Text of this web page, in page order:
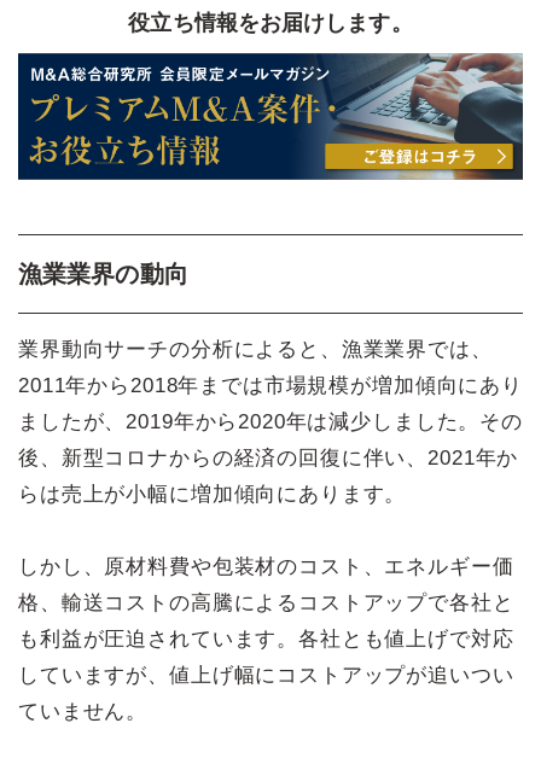
役立ち情報をお届けします。
漁業業界の動向
業界動向サーチの分析によると、漁業業界では、
2011年から2018年までは市場規模が増加傾向にあり
ましたが、2019年から2020年は減少しました。その
後、新型コロナからの経済の回復に伴い、2021年か
らは売上が小幅に増加傾向にあります。
しかし、原材料費や包装材のコスト、エネルギー価
格、輸送コストの高騰によるコストアップで各社と
も利益が圧迫されています。各社とも値上げで対応
していますが、値上げ幅にコストアップが追いつい
ていません。